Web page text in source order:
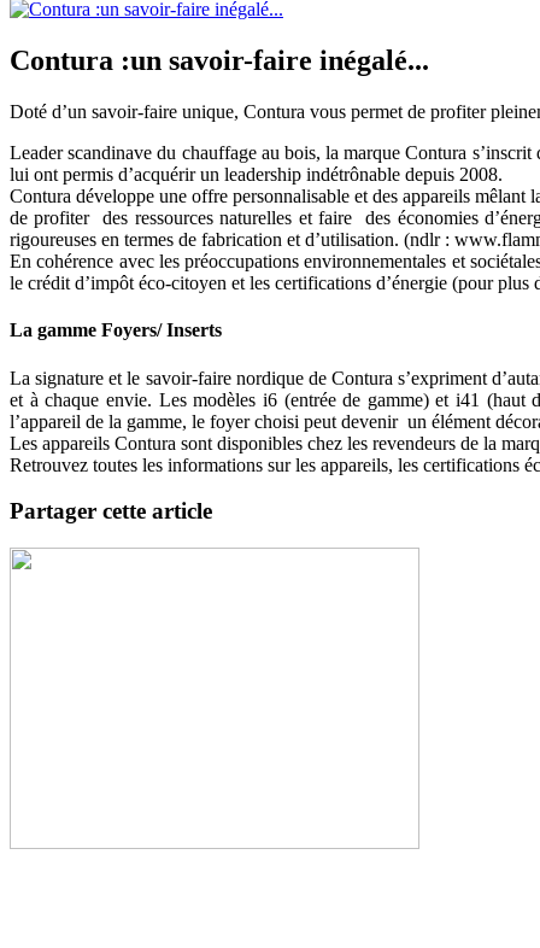
Contura :un savoir-faire inégalé...
Doté d’un savoir-faire unique, Contura vous permet de profiter
Leader scandinave du chauffage au bois, la marque Contura
lui ont permis d’acquérir un leadership indétrônable depuis 2008.
Contura développe une offre personnalisable et des appareils
de profiter des ressources naturelles et faire des économies
rigoureuses en termes de fabrication et d’utilisation. (ndlr :
En cohérence avec les préoccupations environnementales et
le crédit d’impôt éco-citoyen et les certifications d’énergie (pour
La gamme Foyers/ Inserts
La signature et le savoir-faire nordique de Contura s’expriment
et à chaque envie. Les modèles i6 (entrée de gamme) et i41 (haut
l’appareil de la gamme, le foyer choisi peut devenir un élément
Les appareils Contura sont disponibles chez les revendeurs de la
Retrouvez toutes les informations sur les appareils, les certifications
Partager cette article